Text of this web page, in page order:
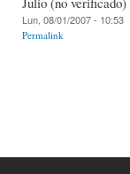
Lun, 08/01/2007 - 10:53
Permalink